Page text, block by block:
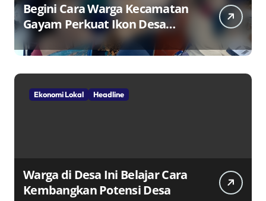
Begini Cara Warga Kecamatan
Gayam Perkuat Ikon Desa
Penggerak Ekonomi Lokal
Melalui TPID
Ekonomi Lokal Headline
Warga di Desa Ini Belajar Cara
Kembangkan Potensi Desa